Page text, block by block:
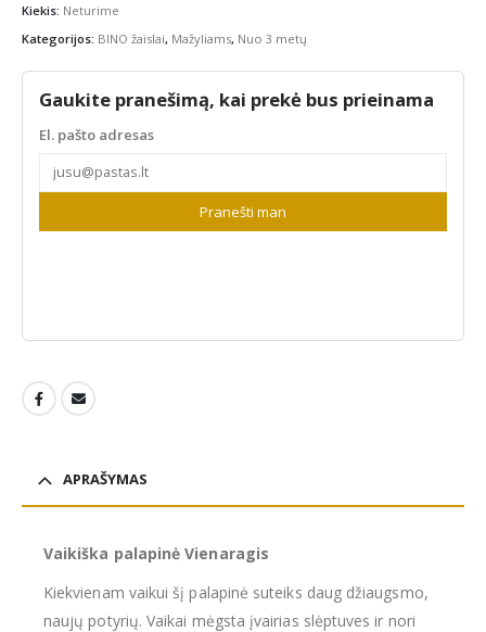
Kiekis: Neturime
Kategorijos: BINO žaislai, Mažyliams, Nuo 3 metų
Gaukite pranešimą, kai prekė bus prieinama
El. pašto adresas
Pranešti man
APRAŠYMAS
Vaikiška palapinė Vienaragis
Kiekvienam vaikui šį palapinė suteiks daug džiaugsmo,
naujų potyrių. Vaikai mėgsta įvairias slėptuves ir nori